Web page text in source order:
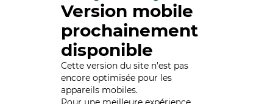
Version mobile
prochainement
disponible
Cette version du site n’est pas
encore optimisée pour les
appareils mobiles.